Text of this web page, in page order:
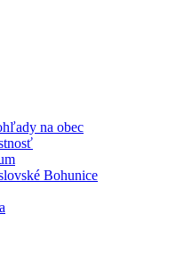
na obec
Bohunice